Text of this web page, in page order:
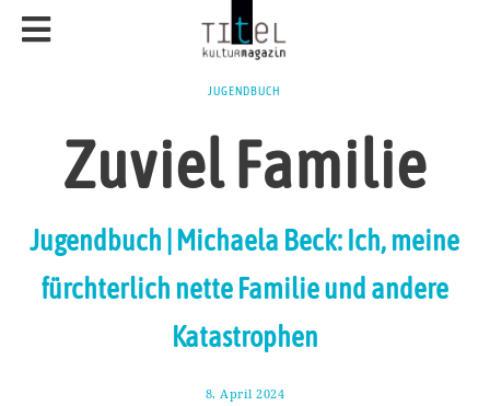
JUGENDBUCH
Zuviel Familie
Jugendbuch | Michaela Beck: Ich, meine
fürchterlich nette Familie und andere
Katastrophen
8. April 2024